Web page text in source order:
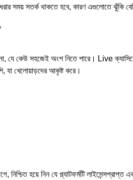
সময় সতর্ক থাকতে হবে, কারণ এগুলোতে ঝুঁকি
কেউ সহজেই অংশ নিতে পারে। Live
যা খেলোয়াড়দের আকৃষ্ট করে।
নিশ্চিত হয়ে নিন যে প্ল্যাটফর্মটি